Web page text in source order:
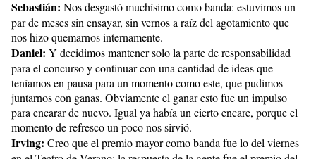
Sebastián: Nos desgastó muchísimo como banda: estuvimos un
par de meses sin ensayar, sin vernos a raíz del agotamiento que
nos hizo quemarnos internamente.
Daniel: Y decidimos mantener solo la parte de responsabilidad
para el concurso y continuar con una cantidad de ideas que
teníamos en pausa para un momento como este, que pudimos
juntarnos con ganas. Obviamente el ganar esto fue un impulso
para encarar de nuevo. Igual ya había un cierto encare, porque el
momento de refresco un poco nos sirvió.
Irving: Creo que el premio mayor como banda fue lo del viernes